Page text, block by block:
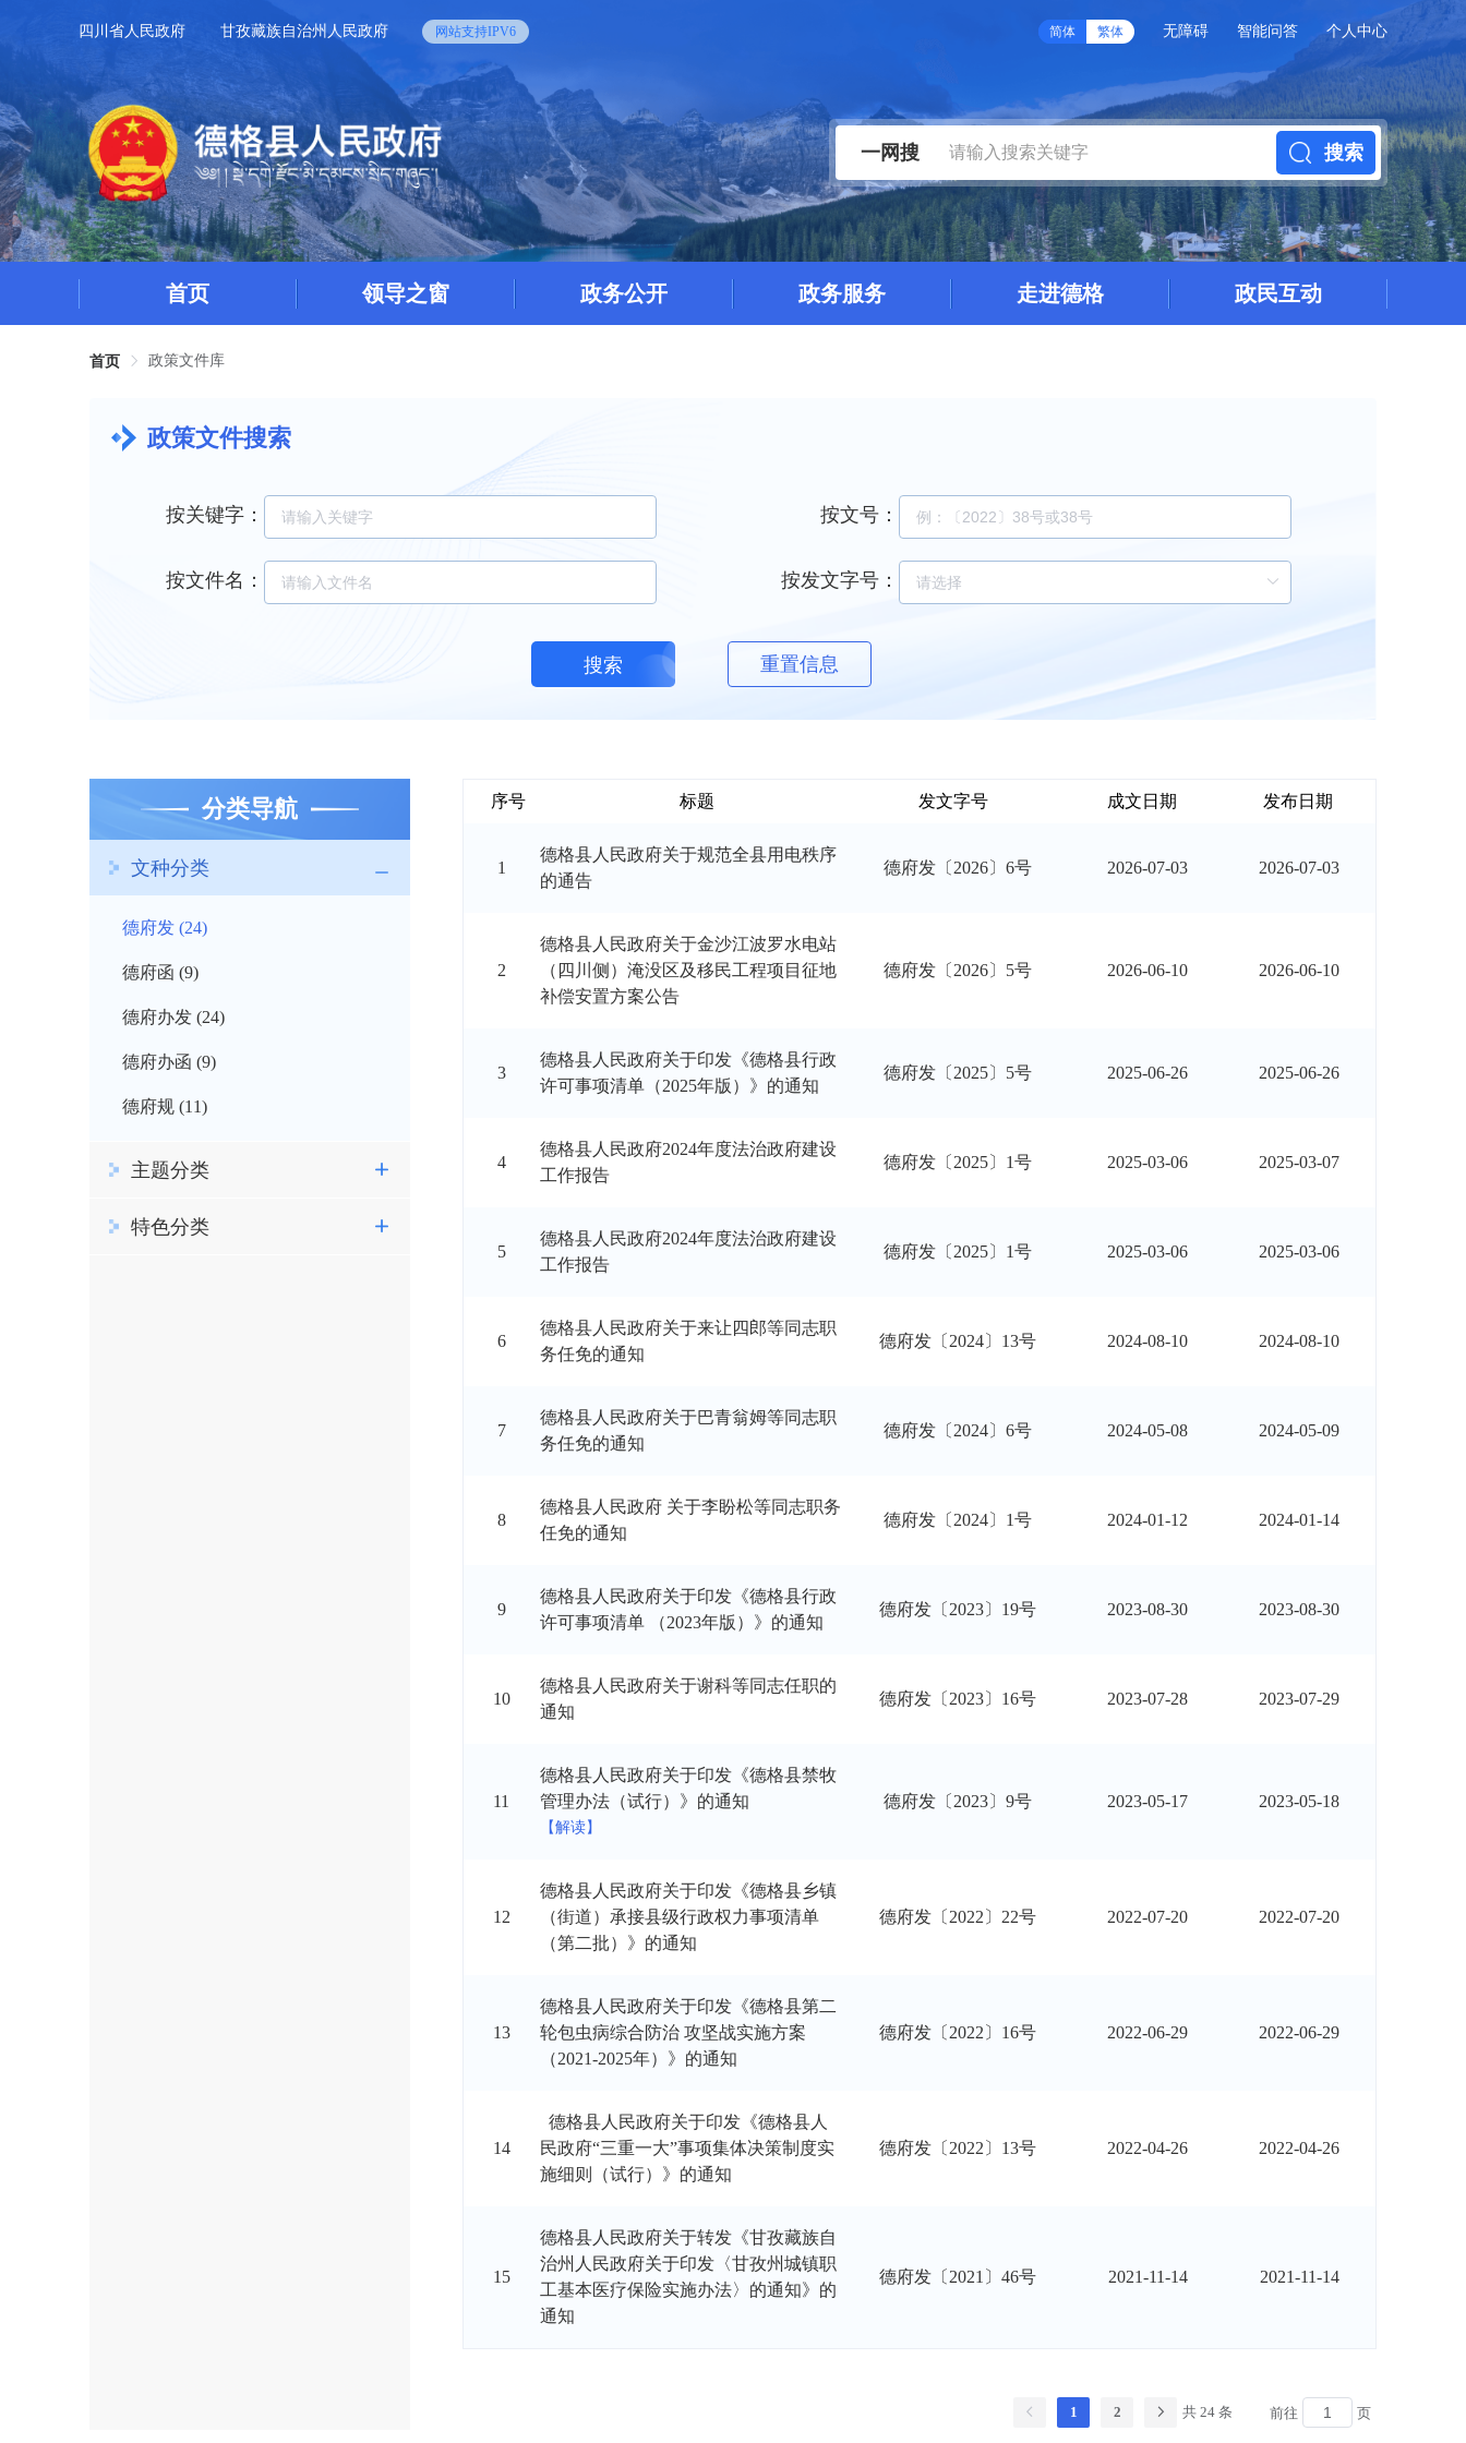
四川省人民政府 甘孜藏族自治州人民政府 网站支持IPV6 简体 繁体 无障碍 智能问答 个人中心
一网搜 搜索
首页 领导之窗 政务公开 政务服务 走进德格 政民互动
首页 政策文件库
政策文件搜索
按关键字 ： 按文号 ：
按文件名 ： 按发文字号 ：
搜索 重置信息
分类导航
文种分类
德府发 (24)
德府函 (9)
德府办发 (24)
德府办函 (9)
德府规 (11)
主题分类
特色分类
序号 标题 发文字号 成文日期 发布日期
1
德格县人民政府关于规范全县用电秩序
的通告
德府发〔2026〕6号 2026-07-03 2026-07-03
2
德格县人民政府关于金沙江波罗水电站
（四川侧）淹没区及移民工程项目征地
补偿安置方案公告
德府发〔2026〕5号 2026-06-10 2026-06-10
3
德格县人民政府关于印发《德格县行政
许可事项清单（2025年版）》的通知
德府发〔2025〕5号 2025-06-26 2025-06-26
4
德格县人民政府2024年度法治政府建设
工作报告
德府发〔2025〕1号 2025-03-06 2025-03-07
5
德格县人民政府2024年度法治政府建设
工作报告
德府发〔2025〕1号 2025-03-06 2025-03-06
6
德格县人民政府关于来让四郎等同志职
务任免的通知
德府发〔2024〕13号 2024-08-10 2024-08-10
7
德格县人民政府关于巴青翁姆等同志职
务任免的通知
德府发〔2024〕6号 2024-05-08 2024-05-09
8
德格县人民政府 关于李盼松等同志职务
任免的通知
德府发〔2024〕1号 2024-01-12 2024-01-14
9
德格县人民政府关于印发《德格县行政
许可事项清单 （2023年版）》的通知
德府发〔2023〕19号 2023-08-30 2023-08-30
10
德格县人民政府关于谢科等同志任职的
通知
​​德府发〔2023〕16号 2023-07-28 2023-07-29
11
德格县人民政府关于印发《德格县禁牧
管理办法（试行）》的通知
【解读】
德府发〔2023〕9号 2023-05-17 2023-05-18
12
德格县人民政府关于印发《德格县乡镇
（街道）承接县级行政权力事项清单
（第二批）》的通知
德府发〔2022〕22号 2022-07-20 2022-07-20
13
德格县人民政府关于印发《德格县第二
轮包虫病综合防治 攻坚战实施方案
（2021-2025年）》的通知
德府发〔2022〕16号 2022-06-29 2022-06-29
14
德格县人民政府关于印发《德格县人
民政府“三重一大”事项集体决策制度实
施细则（试行）》的通知
德府发〔2022〕13号 2022-04-26 2022-04-26
15
德格县人民政府关于转发《甘孜藏族自
治州人民政府关于印发〈甘孜州城镇职
工基本医疗保险实施办法〉的通知》的
通知
德府发〔2021〕46号 2021-11-14 2021-11-14
1 2 共 24 条 前往 页